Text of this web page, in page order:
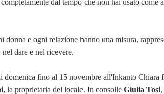
e ogni relazione hanno una misura,
dare e nel ricevere.
fino al 15 novembre all'Inkanto Chiara
, la proprietaria del locale. In consolle Giulia Tosi